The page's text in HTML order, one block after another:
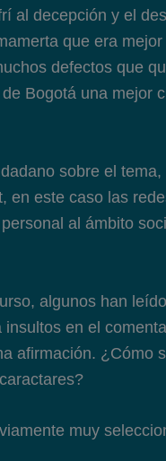
al decepción y el
que era
defectos que
Bogotá una mejor
sobre el tema,
en este caso las
al ámbito
algunos han
en el
afirmación. ¿Cómo
muy